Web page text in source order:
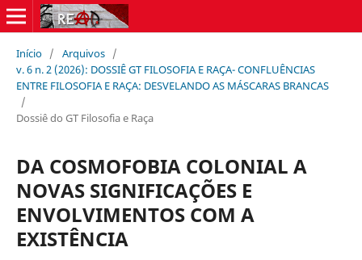
Início / Arquivos /
v. 6 n. 2 (2026): DOSSIÊ GT FILOSOFIA E RAÇA- CONFLUÊNCIAS
ENTRE FILOSOFIA E RAÇA: DESVELANDO AS MÁSCARAS BRANCAS
/
Dossiê do GT Filosofia e Raça
DA COSMOFOBIA COLONIAL A
NOVAS SIGNIFICAÇÕES E
ENVOLVIMENTOS COM A
EXISTÊNCIA